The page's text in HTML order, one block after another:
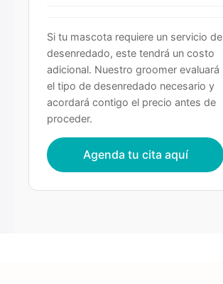
Si tu mascota requiere un servicio de
desenredado, este tendrá un costo
adicional. Nuestro groomer evaluará
el tipo de desenredado necesario y
acordará contigo el precio antes de
proceder.
Agenda tu cita aquí